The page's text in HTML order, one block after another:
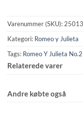
Varenummer (SKU):
Kategori: Romeo y Julieta
Tags: Romeo Y Julieta
Relaterede varer
Andre købte også